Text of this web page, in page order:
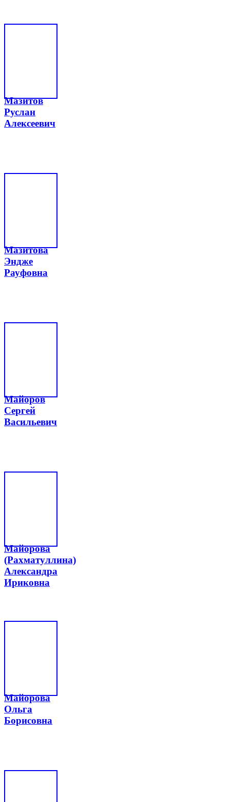
Мазитов
Руслан
Алексеевич
Мазитова
Эндже
Рауфовна
Майоров
Сергей
Васильевич
Майорова
(Рахматуллина)
Александра
Ириковна
Майорова
Ольга
Борисовна